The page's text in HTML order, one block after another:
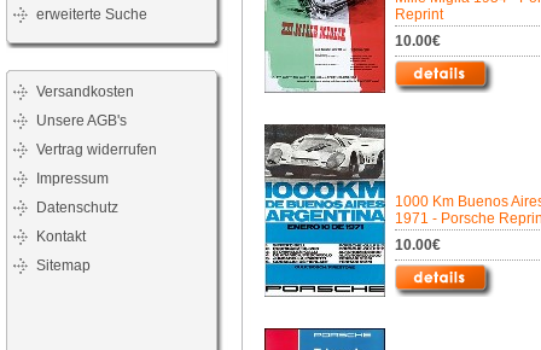
erweiterte Suche
Versandkosten
Unsere AGB's
Vertrag widerrufen
Impressum
Datenschutz
Kontakt
Sitemap
Reprint
10.00€
1000 Km Buenos
1971 - Porsche
10.00€